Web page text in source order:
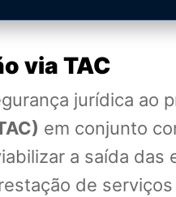
via TAC
jurídica ao
em conjunto
a saída
de